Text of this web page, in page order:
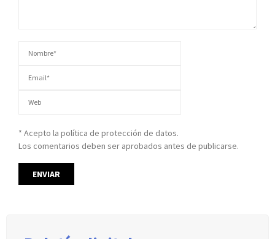
* Acepto la política de protección de datos.
Los comentarios deben ser aprobados antes de publicarse.